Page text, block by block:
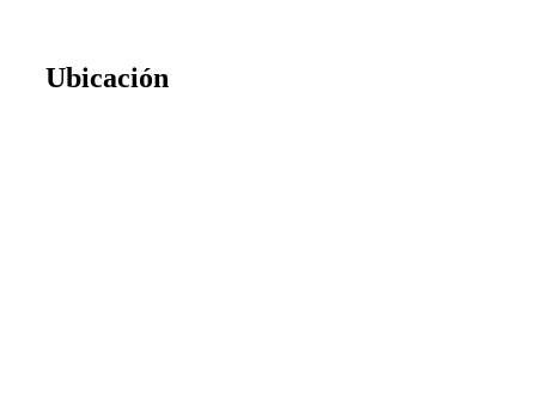
Ubicación